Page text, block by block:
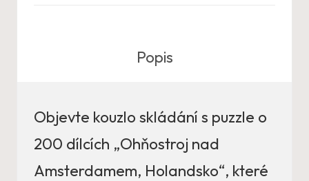
Popis
Objevte kouzlo skládání s puzzle o
200 dílcích „Ohňostroj nad
Amsterdamem, Holandsko“, které